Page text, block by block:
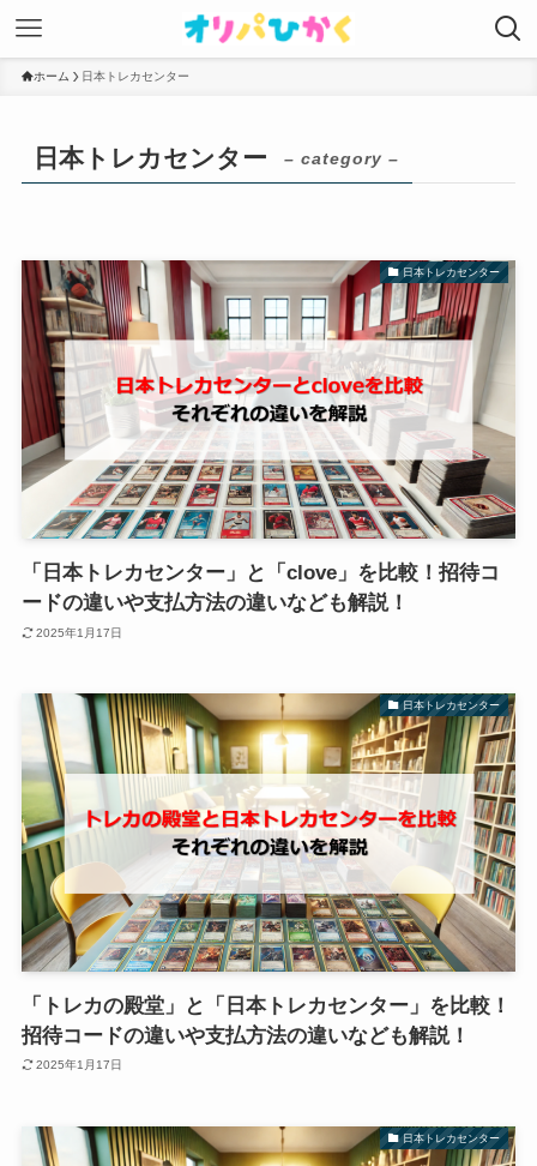
ホーム 日本トレカセンター
日本トレカセンター – category –
日本トレカセンター
「日本トレカセンター」と「clove」を比較！招待コ
ードの違いや支払方法の違いなども解説！
2025年1月17日
日本トレカセンター
「トレカの殿堂」と「日本トレカセンター」を比較！
招待コードの違いや支払方法の違いなども解説！
2025年1月17日
日本トレカセンター